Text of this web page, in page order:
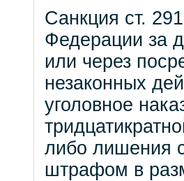
Санкция ст.
Федерации за
или через
незаконных
уголовное
либо лишения
штрафом в